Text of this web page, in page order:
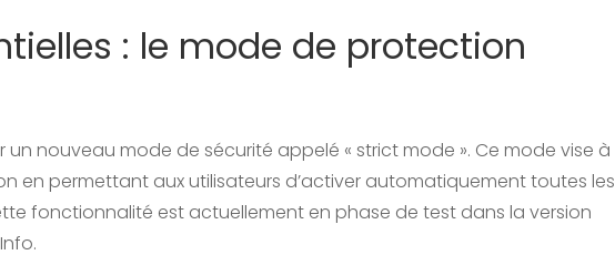
: le mode de protection
nouveau mode de sécurité appelé « strict mode ». Ce mode vise à
en permettant aux utilisateurs d’activer automatiquement toutes les
fonctionnalité est actuellement en phase de test dans la version